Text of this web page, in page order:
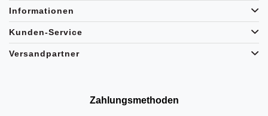
Informationen
Kunden-Service
Versandpartner
Zahlungsmethoden